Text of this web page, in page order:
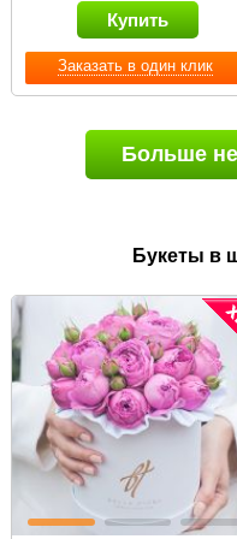
Заказать в один клик
Купить
Больше
Букеты в